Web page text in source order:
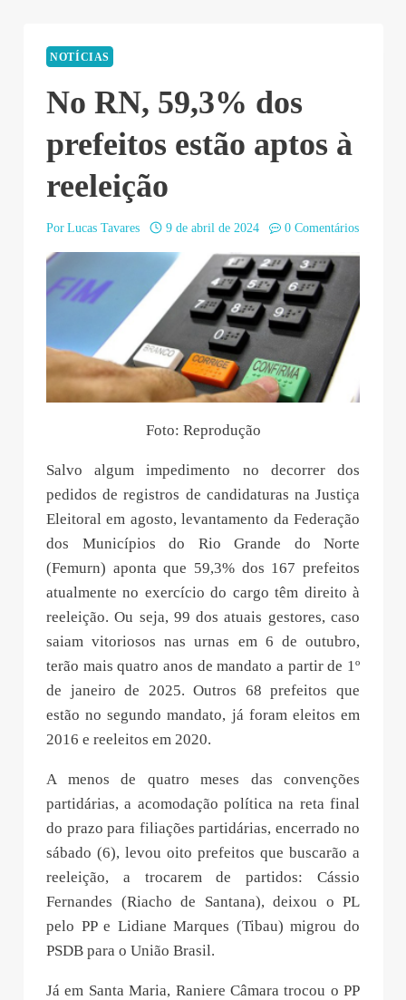
NOTÍCIAS
No RN, 59,3% dos
prefeitos estão aptos à
reeleição
Por Lucas Tavares 9 de abril de 2024 0 Comentários
Foto: Reprodução
Salvo algum impedimento no decorrer dos
pedidos de registros de candidaturas na Justiça
Eleitoral em agosto, levantamento da Federação
dos Municípios do Rio Grande do Norte
(Femurn) aponta que 59,3% dos 167 prefeitos
atualmente no exercício do cargo têm direito à
reeleição. Ou seja, 99 dos atuais gestores, caso
saiam vitoriosos nas urnas em 6 de outubro,
terão mais quatro anos de mandato a partir de 1º
de janeiro de 2025. Outros 68 prefeitos que
estão no segundo mandato, já foram eleitos em
2016 e reeleitos em 2020.
A menos de quatro meses das convenções
partidárias, a acomodação política na reta final
do prazo para filiações partidárias, encerrado no
sábado (6), levou oito prefeitos que buscarão a
reeleição, a trocarem de partidos: Cássio
Fernandes (Riacho de Santana), deixou o PL
pelo PP e Lidiane Marques (Tibau) migrou do
PSDB para o União Brasil.
Já em Santa Maria, Raniere Câmara trocou o PP